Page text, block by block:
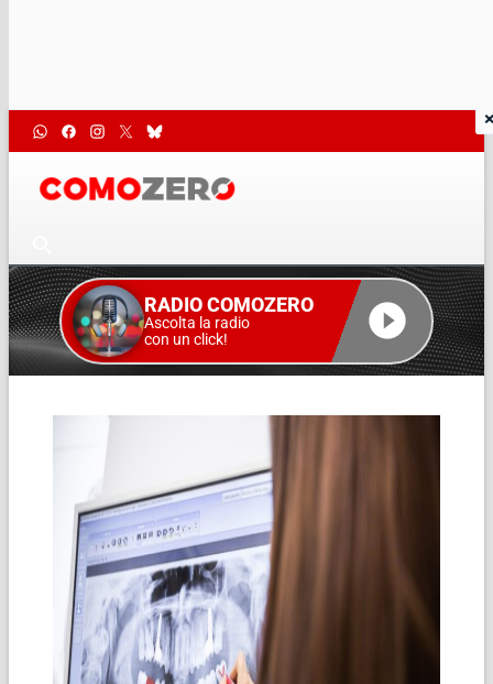
RADIO COMOZERO
Ascolta la radio
con un click!